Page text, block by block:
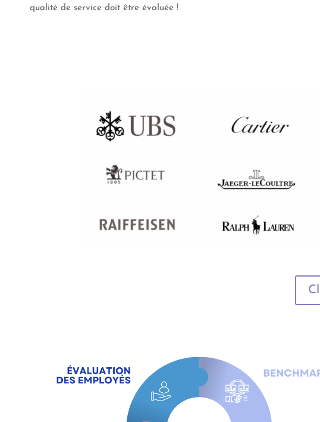
qualité de service doit être évaluée !